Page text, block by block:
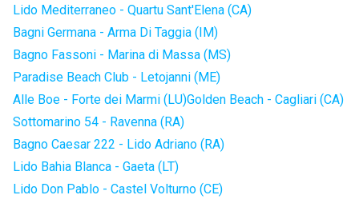
Lido Mediterraneo - Quartu Sant'Elena (CA)
Bagni Germana - Arma Di Taggia (IM)
Bagno Fassoni - Marina di Massa (MS)
Paradise Beach Club - Letojanni (ME)
Alle Boe - Forte dei Marmi (LU)Golden Beach - Cagliari (CA)
Sottomarino 54 - Ravenna (RA)
Bagno Caesar 222 - Lido Adriano (RA)
Lido Bahia Blanca - Gaeta (LT)
Lido Don Pablo - Castel Volturno (CE)